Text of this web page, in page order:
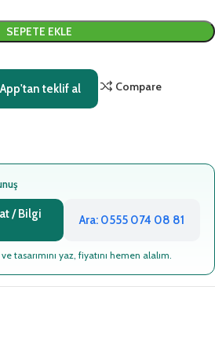
SEPETE EKLE
teklif al Compare
/ Bilgi
Ara: 0555 074 08 81
tasarımını yaz, fiyatını hemen alalım.